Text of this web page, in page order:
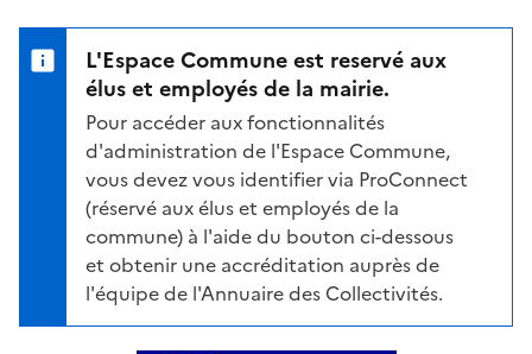
L'Espace Commune est reservé aux
élus et employés de la mairie.
Pour accéder aux fonctionnalités
d'administration de l'Espace Commune,
vous devez vous identifier via ProConnect
(réservé aux élus et employés de la
commune) à l'aide du bouton ci-dessous
et obtenir une accréditation auprès de
l'équipe de l'Annuaire des Collectivités.